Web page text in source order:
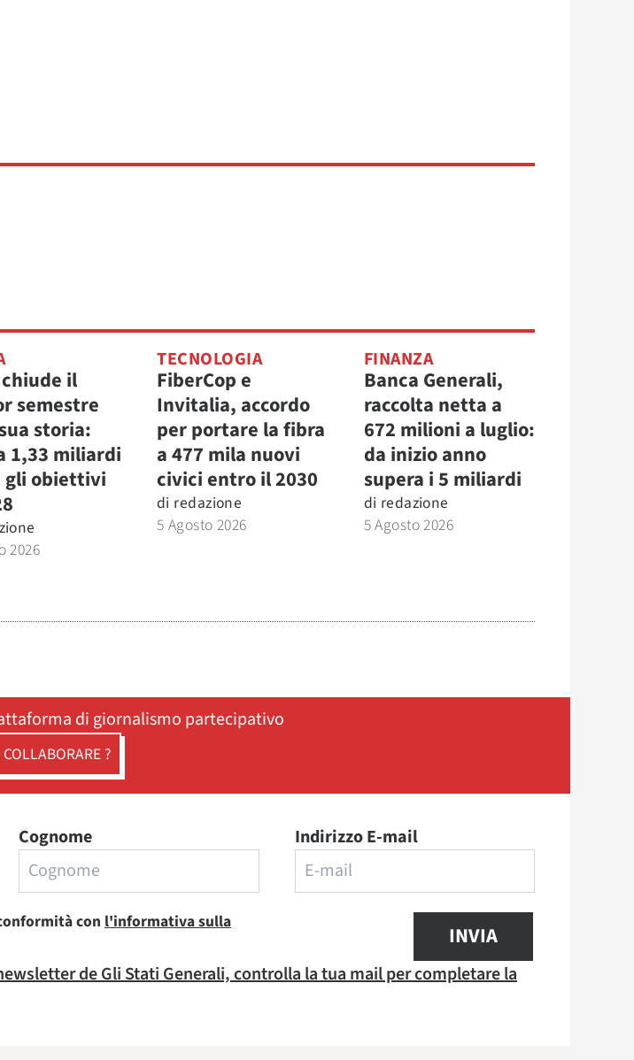
chiude il
semestre
storia:
1,33 miliardi
gli obiettivi
2026
TECNOLOGIA
FiberCop e
Invitalia, accordo
per portare la fibra
a 477 mila nuovi
civici entro il 2030
di redazione
5 Agosto 2026
FINANZA
Banca Generali,
raccolta netta a
672 milioni a luglio:
da inizio anno
supera i 5 miliardi
di redazione
5 Agosto 2026
di giornalismo partecipativo
?
Cognome Indirizzo E-mail
con l'informativa sulla
INVIA
de Gli Stati Generali, controlla la tua mail per completare la